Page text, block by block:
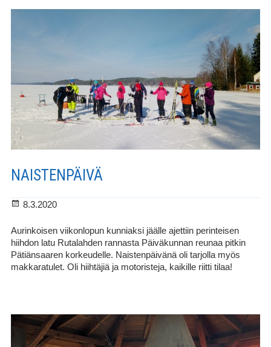
NAISTENPÄIVÄ
Julkaistu
8.3.2020
Aurinkoisen viikonlopun kunniaksi jäälle ajettiin perinteisen
hiihdon latu Rutalahden rannasta Päiväkunnan reunaa pitkin
Pätiänsaaren korkeudelle. Naistenpäivänä oli tarjolla myös
makkaratulet. Oli hiihtäjiä ja motoristeja, kaikille riitti tilaa!